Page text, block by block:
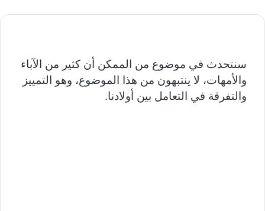
سنتحدث في موضوع من الممكن أن كثير من الآباء
والأمهات، لا ينتبهون من هذا الموضوع، وهو التمييز
والتفرقة في التعامل بين أولادنا.